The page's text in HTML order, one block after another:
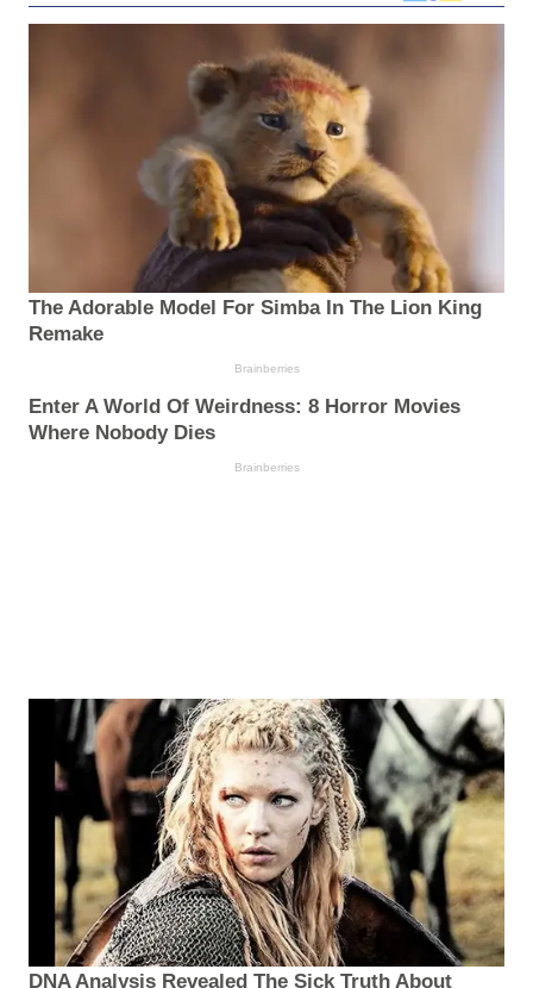
The Adorable Model For Simba In The Lion King
Remake
Brainberries
Enter A World Of Weirdness: 8 Horror Movies
Where Nobody Dies
Brainberries
DNA Analysis Revealed The Sick Truth About